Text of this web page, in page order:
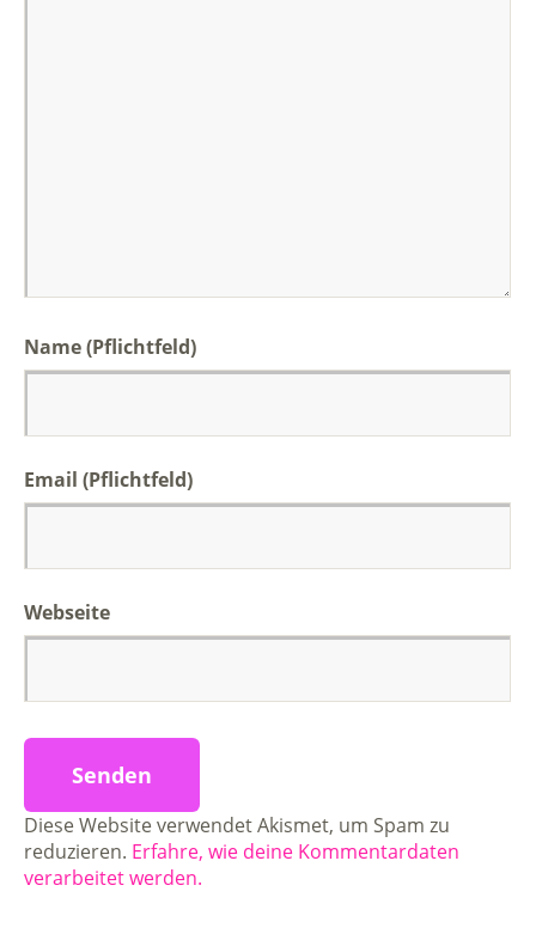
Name (Pflichtfeld)
Email (Pflichtfeld)
Webseite
Diese Website verwendet Akismet, um Spam zu
reduzieren. Erfahre, wie deine Kommentardaten
verarbeitet werden.